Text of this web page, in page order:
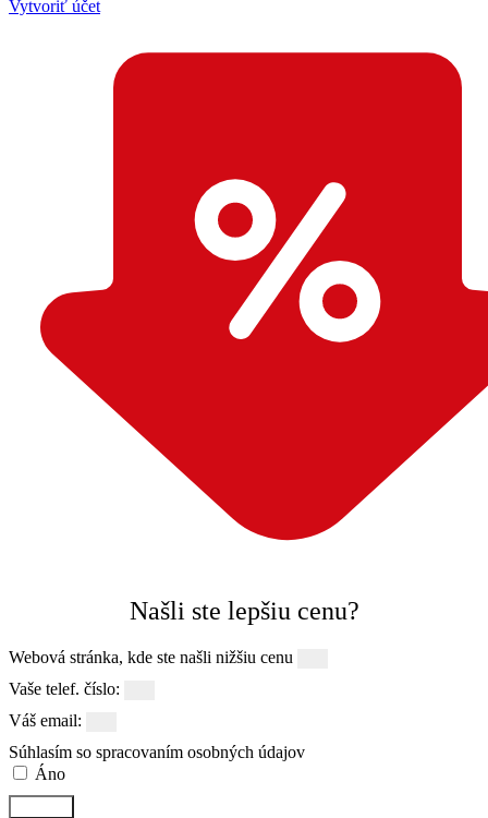
Vytvoriť účet
Našli ste lepšiu cenu?
Webová stránka, kde ste našli nižšiu cenu
Vaše telef. číslo:
Váš email:
Súhlasím so spracovaním osobných údajov
Áno